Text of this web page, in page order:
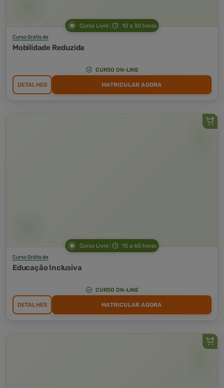
Curso Livre 10 a 30 horas
Curso Grátis de
Mobilidade Reduzida
CURSO ON-LINE
DETALHES MATRICULAR AGORA
Curso Livre 10 a 60 horas
Curso Grátis de
Educação Inclusiva
CURSO ON-LINE
DETALHES MATRICULAR AGORA